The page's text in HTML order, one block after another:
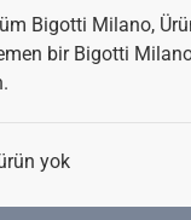
Bigotti Milano,
bir Bigotti
yok